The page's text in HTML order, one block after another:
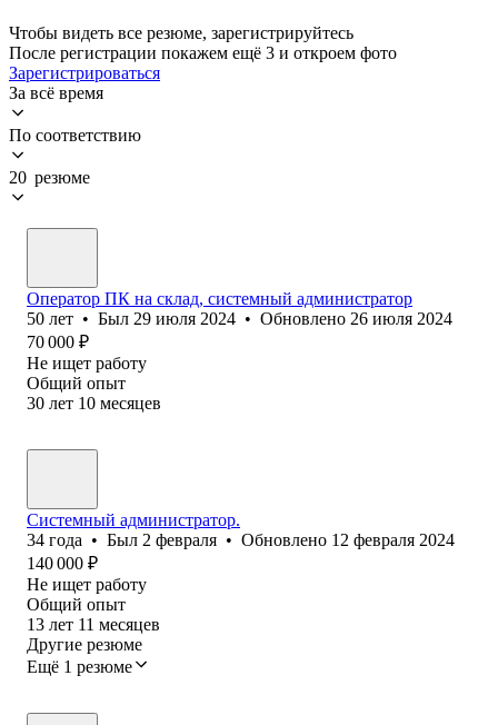
Чтобы видеть все резюме, зарегистрируйтесь
После регистрации покажем ещё 3 и откроем фото
Зарегистрироваться
За всё время
По соответствию
20 резюме
Оператор ПК на склад, системный администратор
50 лет • Был 29 июля 2024 • Обновлено 26 июля 2024
70 000 ₽
Не ищет работу
Общий опыт
30 лет 10 месяцев
Системный администратор.
34 года • Был 2 февраля • Обновлено 12 февраля 2024
140 000 ₽
Не ищет работу
Общий опыт
13 лет 11 месяцев
Другие резюме
Ещё 1 резюме